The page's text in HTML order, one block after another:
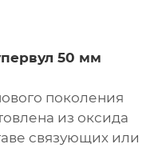
50 мм
поколения
из оксида
связующих или